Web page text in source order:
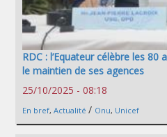
RDC : l’Equateur célèbre les 80
le maintien de ses agences
25/10/2025 - 08:18
En bref, Actualité / Onu, Unicef